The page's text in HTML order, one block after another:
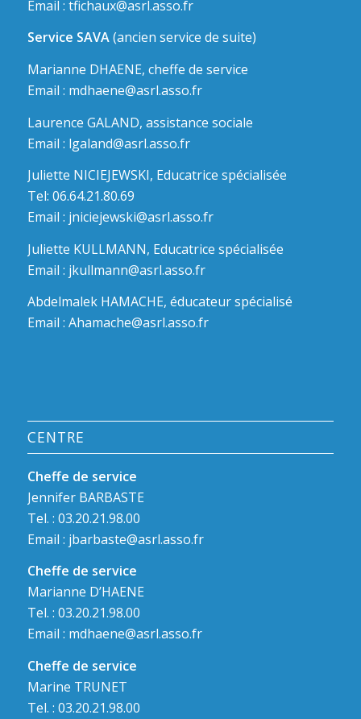
Email : tfichaux@asrl.asso.fr
Service SAVA(ancien service de suite)
Marianne DHAENE, cheffe de service
Email : mdhaene@asrl.asso.fr
Laurence GALAND, assistance sociale
Email : lgaland@asrl.asso.fr
Juliette NICIEJEWSKI, Educatrice spécialisée
Tel: 06.64.21.80.69
Email : jniciejewski@asrl.asso.fr
Juliette KULLMANN, Educatrice spécialisée
Email : jkullmann@asrl.asso.fr
Abdelmalek HAMACHE, éducateur spécialisé
Email : Ahamache@asrl.asso.fr
CENTRE
Cheffe de service
Jennifer BARBASTE
Tel. : 03.20.21.98.00
Email : jbarbaste@asrl.asso.fr
Cheffe de service
Marianne D’HAENE
Tel. : 03.20.21.98.00
Email : mdhaene@asrl.asso.fr
Cheffe de service
Marine TRUNET
Tel. : 03.20.21.98.00